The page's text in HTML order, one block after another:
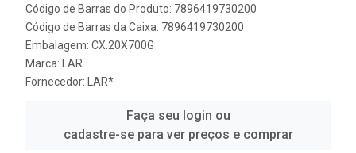
Código de Barras do Produto: 7896419730200
Código de Barras da Caixa: 7896419730200
Embalagem: CX.20X700G
Marca:
LAR
Fornecedor:
LAR*
Faça seu login ou
cadastre-se para ver preços e comprar